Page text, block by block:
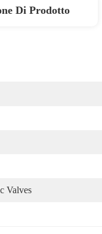
Di Prodotto
Valves